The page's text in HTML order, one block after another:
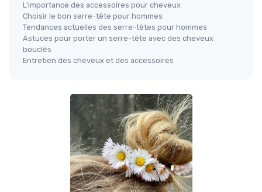
L'importance des accessoires pour cheveux
Choisir le bon serre-tête pour hommes
Tendances actuelles des serre-têtes pour hommes
Astuces pour porter un serre-tête avec des cheveux
bouclés
Entretien des cheveux et des accessoires